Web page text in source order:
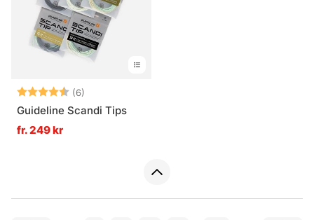
Betyg: (6)
Guideline Scandi Tips
fr. 249 kr